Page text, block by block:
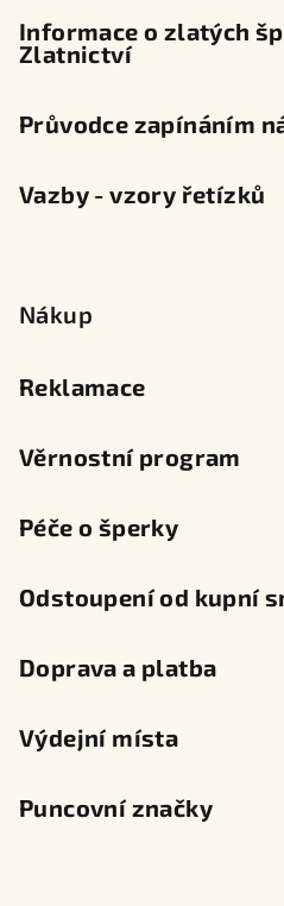
Informace o zlatých
Zlatnictví
Průvodce zapínáním
Vazby - vzory řetízků
Nákup
Reklamace
Věrnostní program
Péče o šperky
Odstoupení od kupní
Doprava a platba
Výdejní místa
Puncovní značky